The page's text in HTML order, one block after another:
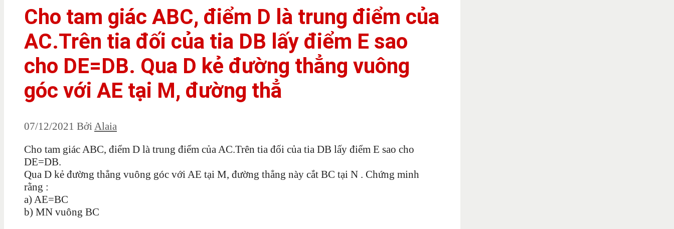
Cho tam giác ABC, điểm D là trung điểm của
AC.Trên tia đối của tia DB lấy điểm E sao
cho DE=DB. Qua D kẻ đường thẳng vuông
góc với AE tại M, đường thẳ
07/12/2021 Bởi Alaia
Cho tam giác ABC, điểm D là trung điểm của AC.Trên tia đối của tia DB lấy điểm E sao cho
DE=DB.
Qua D kẻ đường thẳng vuông góc với AE tại M, đường thẳng này cắt BC tại N . Chứng minh
rằng :
a) AE=BC
b) MN vuông BC